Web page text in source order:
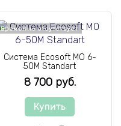
Временно отсутствует
Система Ecosoft MO 6-
50M Standart
8 700 руб.
Купить